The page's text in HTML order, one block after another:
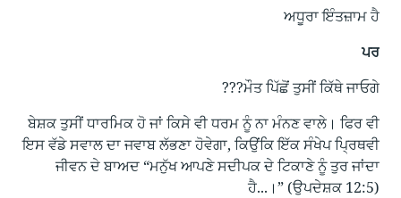
ਅਧੂਰਾ ਇੰਤਜ਼ਾਮ ਹੈ
ਪਰ
ਮੌਤ ਪਿੱਛੋਂ ਤੁਸੀਂ ਕਿੱਥੇ ਜਾਓਗੇ???
ਬੇਸ਼ਕ ਤੁਸੀਂ ਧਾਰਮਿਕ ਹੋ ਜਾਂ ਕਿਸੇ ਵੀ ਧਰਮ ਨੂੰ ਨਾ ਮੰਨਣ ਵਾਲੇ। ਫਿਰ ਵੀ
ਇਸ ਵੱਡੇ ਸਵਾਲ ਦਾ ਜਵਾਬ ਲੱਭਣਾ ਹੋਵੇਗਾ, ਕਿਉਂਕਿ ਇੱਕ ਸੰਖੇਪ ਪ੍ਰਿਥਵੀ
ਜੀਵਨ ਦੇ ਬਾਅਦ “ਮਨੁੱਖ ਆਪਣੇ ਸਦੀਪਕ ਦੇ ਟਿਕਾਣੇ ਨੂੰ ਤੁਰ ਜਾਂਦਾ
ਹੈ...।” (ਉਪਦੇਸ਼ਕ 12:5)